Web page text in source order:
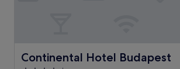
Continental Hotel Budapest
Continental Hotel Budapest